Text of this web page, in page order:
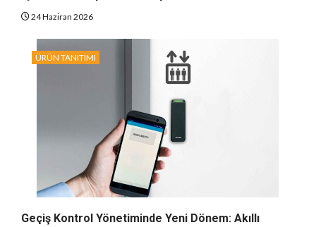
24 Haziran 2026
ÜRÜN TANITIMI
Geçiş Kontrol Yönetiminde Yeni Dönem: Akıllı